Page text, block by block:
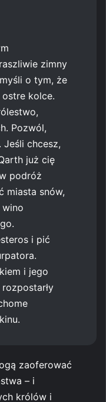
zimny
o tym, że
ostre kolce.
Pozwól,
Jeśli chcesz,
już cię
podróż
miasta snów,
i pić
i jego
zaoferować
– i
królów i